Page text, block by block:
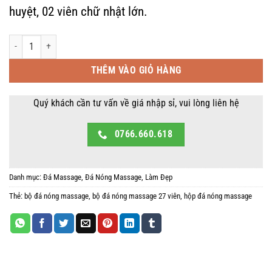
huyệt, 02 viên chữ nhật lớn.
[Hàng Đặt Trước] Bộ 27 Viên Đá Nóng Massage - Đá Núi Lửa Massage số
THÊM VÀO GIỎ HÀNG
Quý khách cần tư vấn về giá nhập sỉ, vui lòng liên hệ
0766.660.618
Danh mục: Đá Massage, Đá Nóng Massage, Làm Đẹp
Thẻ: bộ đá nóng massage, bộ đá nóng massage 27 viên, hộp đá nóng massage